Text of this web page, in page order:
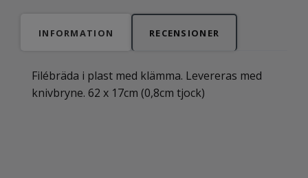
INFORMATION RECENSIONER
Filébräda i plast med klämma. Levereras med
knivbryne. 62 x 17cm (0,8cm tjock)